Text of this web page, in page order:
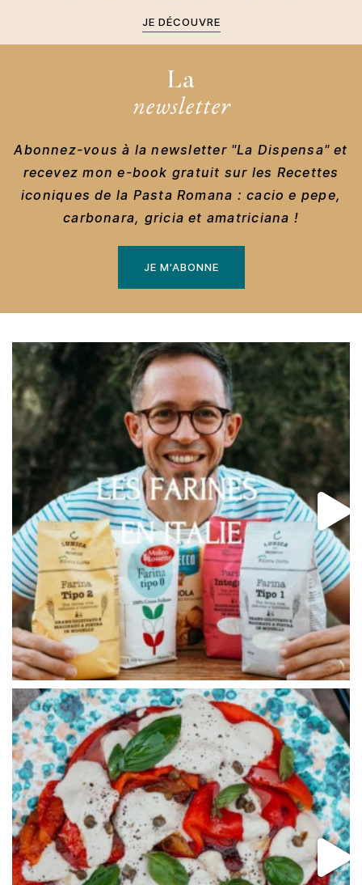
JE DÉCOUVRE
La
newsletter
Abonnez-vous à la newsletter "La Dispensa" et
recevez mon e-book gratuit sur les Recettes
iconiques de la Pasta Romana : cacio e pepe,
carbonara, gricia et amatriciana !
JE M'ABONNE